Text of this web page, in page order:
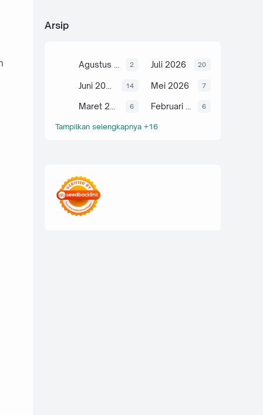
cara optimasi SEO
Digital Marketing E-Commerce
E-E-A-T
edukasi bisnis kampus
Arsip
Agustus 2026 2 Juli 2026 20
Juni 2026 14 Mei 2026 7
Maret 2026 6 Februari 2026 6
Tampilkan selengkapnya +16